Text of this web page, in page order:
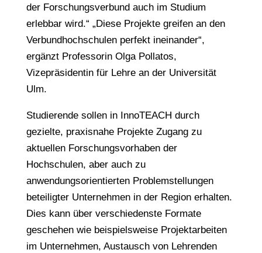
der Forschungsverbund auch im Studium
erlebbar wird.“ „Diese Projekte greifen an den
Verbundhochschulen perfekt ineinander“,
ergänzt Professorin Olga Pollatos,
Vizepräsidentin für Lehre an der Universität
Ulm.
Studierende sollen in InnoTEACH durch
gezielte, praxisnahe Projekte Zugang zu
aktuellen Forschungsvorhaben der
Hochschulen, aber auch zu
anwendungsorientierten Problemstellungen
beteiligter Unternehmen in der Region erhalten.
Dies kann über verschiedenste Formate
geschehen wie beispielsweise Projektarbeiten
im Unternehmen, Austausch von Lehrenden